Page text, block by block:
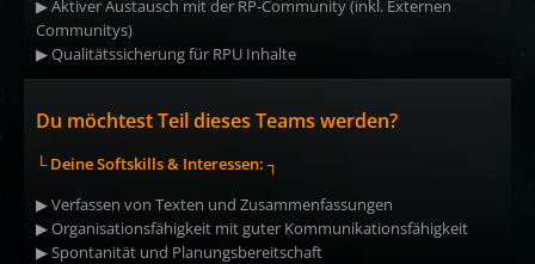
▶ Aktiver Austausch mit der RP-Community (inkl. Externen
Communitys)
▶ Qualitätssicherung für RPU Inhalte
Du möchtest Teil dieses Teams werden?
└ Deine Softskills & Interessen: ┐
▶ Verfassen von Texten und Zusammenfassungen
▶ Organisationsfähigkeit mit guter Kommunikationsfähigkeit
▶ Spontanität und Planungsbereitschaft